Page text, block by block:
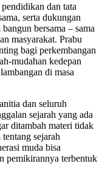
dan tata
serta dukungan
bersama – sama
masyarakat. Prabu
bagi perkembangan
mudahan kedepan
di masa
dan seluruh
sejarah yang ada
ditambah materi tidak
sejarah
muda bisa
pemikirannya terbentuk